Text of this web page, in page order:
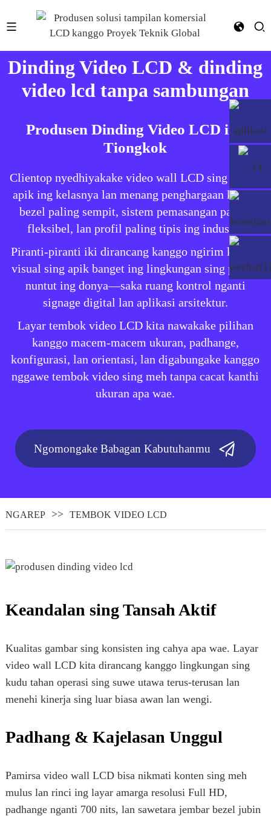
Dinding Video LCD & dinding
video lcd tanpa sambungan
Produsen Dinding Video LCD ing
Tiongkok
Clientop nyedhiyakake video wall LCD sing paling
apik ing kelasnya lan menang penghargaan kanthi
bezel paling sempit, sistem pemasangan paling
fleksibel, lan profil paling tipis ing industri.
Piranti-piranti iki dirancang kanggo ngirim konten
visual sing apik banget ing lingkungan sing paling
nuntut ing donya—saka ruang kontrol nganti
signage digital lan aplikasi arsitektur.
Layar tembok video LCD kita nawakake pilihan
kanggo macem-macem ukuran, padhange,
konfigurasi, lan orientasi, lan digabungake kanggo
nggawe tembok video sing meh tanpa cacat kanthi
ukuran apa wae.
Ngomongake Babagan Kabutuhanmu
NGAREP TEMBOK VIDEO LCD
Keandalan sing Tansah Aktif
Kualitas gambar sing konsisten ing cahya apa wae. Layar
video wall LCD kita dirancang kanggo lingkungan sing
kudu tahan operasi sing suwe utawa terus-terusan lan
menehi kinerja sing luar biasa awan lan wengi.
Padhang & Kajelasan Unggul
Pamirsa video wall LCD bisa nikmati konten sing meh
mulus lan rinci ing layar amarga resolusi Full HD,
padhange nganti 700 nits, lan sawetara jembar bezel jubin